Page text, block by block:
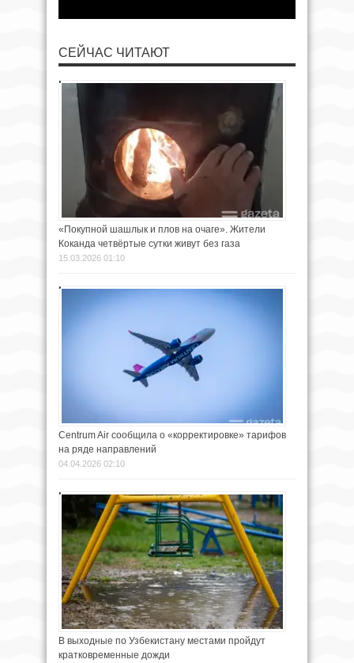
СЕЙЧАС ЧИТАЮТ
«Покупной шашлык и плов на очаге». Жители
Коканда четвёртые сутки живут без газа
15.03.2026 01:10
Centrum Air сообщила о «корректировке» тарифов
на ряде направлений
04.04.2026 02:10
В выходные по Узбекистану местами пройдут
кратковременные дожди